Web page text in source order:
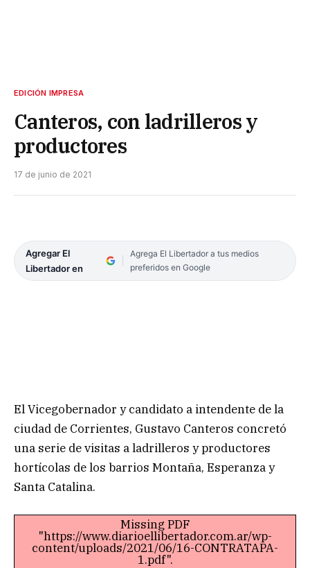
EDICIÓN IMPRESA
Canteros, con ladrilleros y
productores
17 de junio de 2021
Agregar El
Libertador en
Agrega El Libertador a tus medios
preferidos en Google
El Vicegobernador y candidato a intendente de la
ciudad de Corrientes, Gustavo Canteros concretó
una serie de visitas a ladrilleros y productores
hortícolas de los barrios Montaña, Esperanza y
Santa Catalina.
Missing PDF
"https://www.diarioellibertador.com.ar/wp-
content/uploads/2021/06/16-CONTRATAPA-
1.pdf".